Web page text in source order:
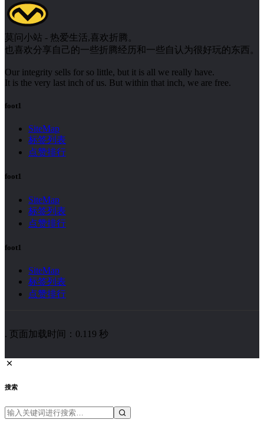
莫问小站 - 热爱生活,喜欢折腾。
也喜欢分享自己的一些折腾经历和一些自认为很好玩的东西。
Our integrity sells for so little, but it is all we really have.
It is the very last inch of us. But within that inch, we are free.
foot1
SiteMap
标签列表
点赞排行
foot1
SiteMap
标签列表
点赞排行
foot1
SiteMap
标签列表
点赞排行
. 页面加载时间：0.119 秒
搜索